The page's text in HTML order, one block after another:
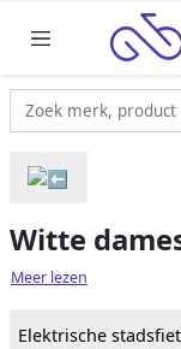
Witte
Meer lezen
Elektrische